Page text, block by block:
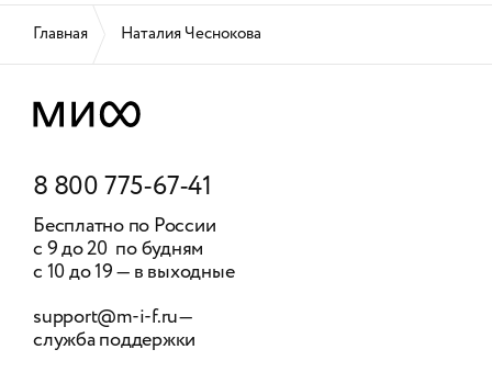
Главная Наталия Чеснокова
8 800 775-67-41
Бесплатно по России
с 9 до 20 по будням
с 10 до 19 — в выходные
support@m-i-f.ru—
служба поддержки